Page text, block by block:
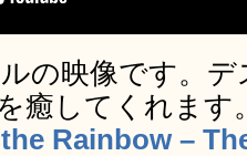
の映像です。
癒してくれます
Rainbow –